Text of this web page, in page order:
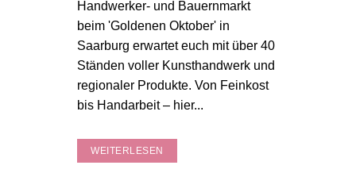
Handwerker- und Bauernmarkt
beim 'Goldenen Oktober' in
Saarburg erwartet euch mit über 40
Ständen voller Kunsthandwerk und
regionaler Produkte. Von Feinkost
bis Handarbeit – hier...
WEITERLESEN